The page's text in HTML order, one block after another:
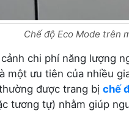
Chế độ Eco Mode trên
chi phí năng lượng
một ưu tiên của nhiều
được trang bị chế
tương tự) nhằm giúp